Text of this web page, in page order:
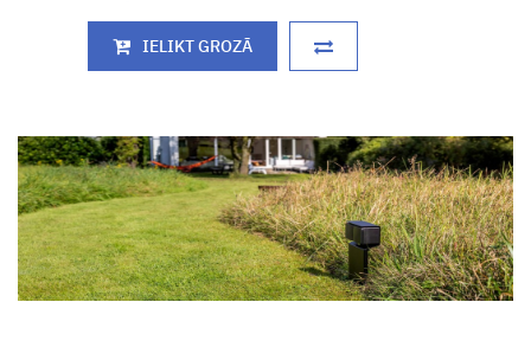
IELIKT GROZĀ